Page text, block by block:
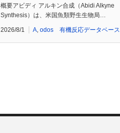
概要アビディ アルキン合成（Abidi Alkyne
Synthesis）は、米国魚類野生生物局…
2026/8/1 A, odos 有機反応データベース